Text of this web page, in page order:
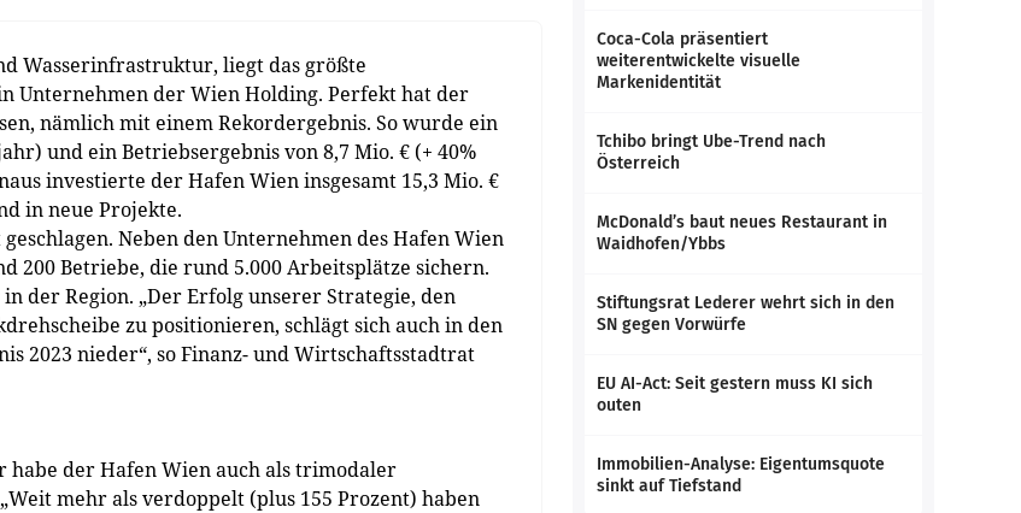
Wasserinfrastruktur, liegt das größte
Unternehmen der Wien Holding. Perfekt hat der
nämlich mit einem Rekordergebnis. So wurde ein
und ein Betriebsergebnis von 8,7 Mio. € (+ 40%
investierte der Hafen Wien insgesamt 15,3 Mio. €
in neue Projekte.
Neben den Unternehmen des Hafen Wien
200 Betriebe, die rund 5.000 Arbeitsplätze sichern.
der Region. „Der Erfolg unserer Strategie, den
zu positionieren, schlägt sich auch in den
2023 nieder“, so Finanz- und Wirtschaftsstadtrat
der Hafen Wien auch als trimodaler
mehr als verdoppelt (plus 155 Prozent) haben
Coca-Cola präsentiert
weiterentwickelte visuelle
Markenidentität
Tchibo bringt Ube-Trend nach
Österreich
McDonald’s baut neues Restaurant in
Waidhofen/Ybbs
Stiftungsrat Lederer wehrt sich in den
SN gegen Vorwürfe
EU AI-Act: Seit gestern muss KI sich
outen
Immobilien-Analyse: Eigentumsquote
sinkt auf Tiefstand